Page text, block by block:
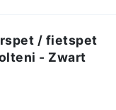
/ fietspet
- Zwart